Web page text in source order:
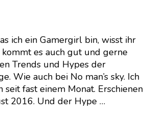
ich ein Gamergirl bin, wisst ihr
es auch gut und gerne
Trends und Hypes der
Wie auch bei No man’s sky. Ich
seit fast einem Monat. Erschienen
2016. Und der Hype …